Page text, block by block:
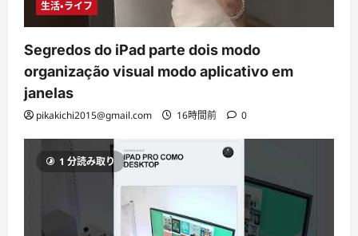
生活・ライフ
Segredos do iPad parte dois modo
organização visual modo aplicativo em
janelas
pikakichi2015@gmail.com 16時間前 0
1 分読み取り